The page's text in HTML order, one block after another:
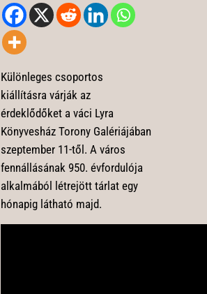
Különleges csoportos
kiállításra várják az
érdeklődőket a váci Lyra
Könyvesház Torony Galériájában
szeptember 11-től. A város
fennállásának 950. évfordulója
alkalmából létrejött tárlat egy
hónapig látható majd.